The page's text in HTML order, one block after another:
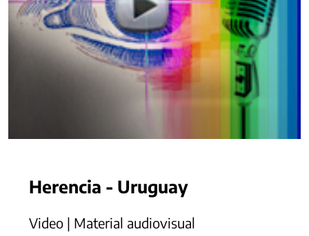
Herencia - Uruguay
Video | Material audiovisual